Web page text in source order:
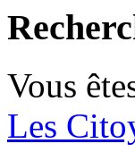
Vous
Les